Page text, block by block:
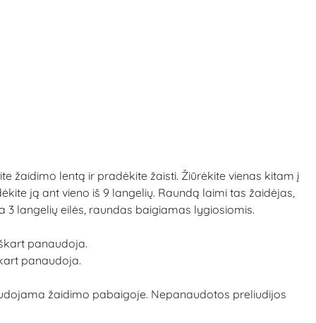
žaidimo lentą ir pradėkite žaisti. Žiūrėkite vienas kitam į
ją ant vieno iš 9 langelių. Raundą laimi tas žaidėjas,
3 langelių eilės, raundas baigiamas lygiosiomis.
panaudoja.
panaudoja.
žaidimo pabaigoje. Nepanaudotos preliudijos